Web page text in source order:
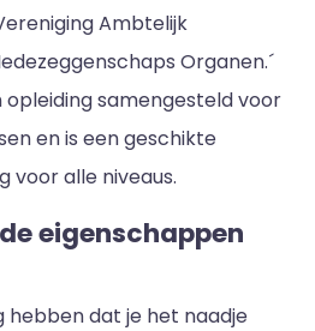
Ambtelijk
Organen.´
opleiding samengesteld voor
en is een geschikte
voor alle niveaus.
eigenschappen
hebben dat je het naadje